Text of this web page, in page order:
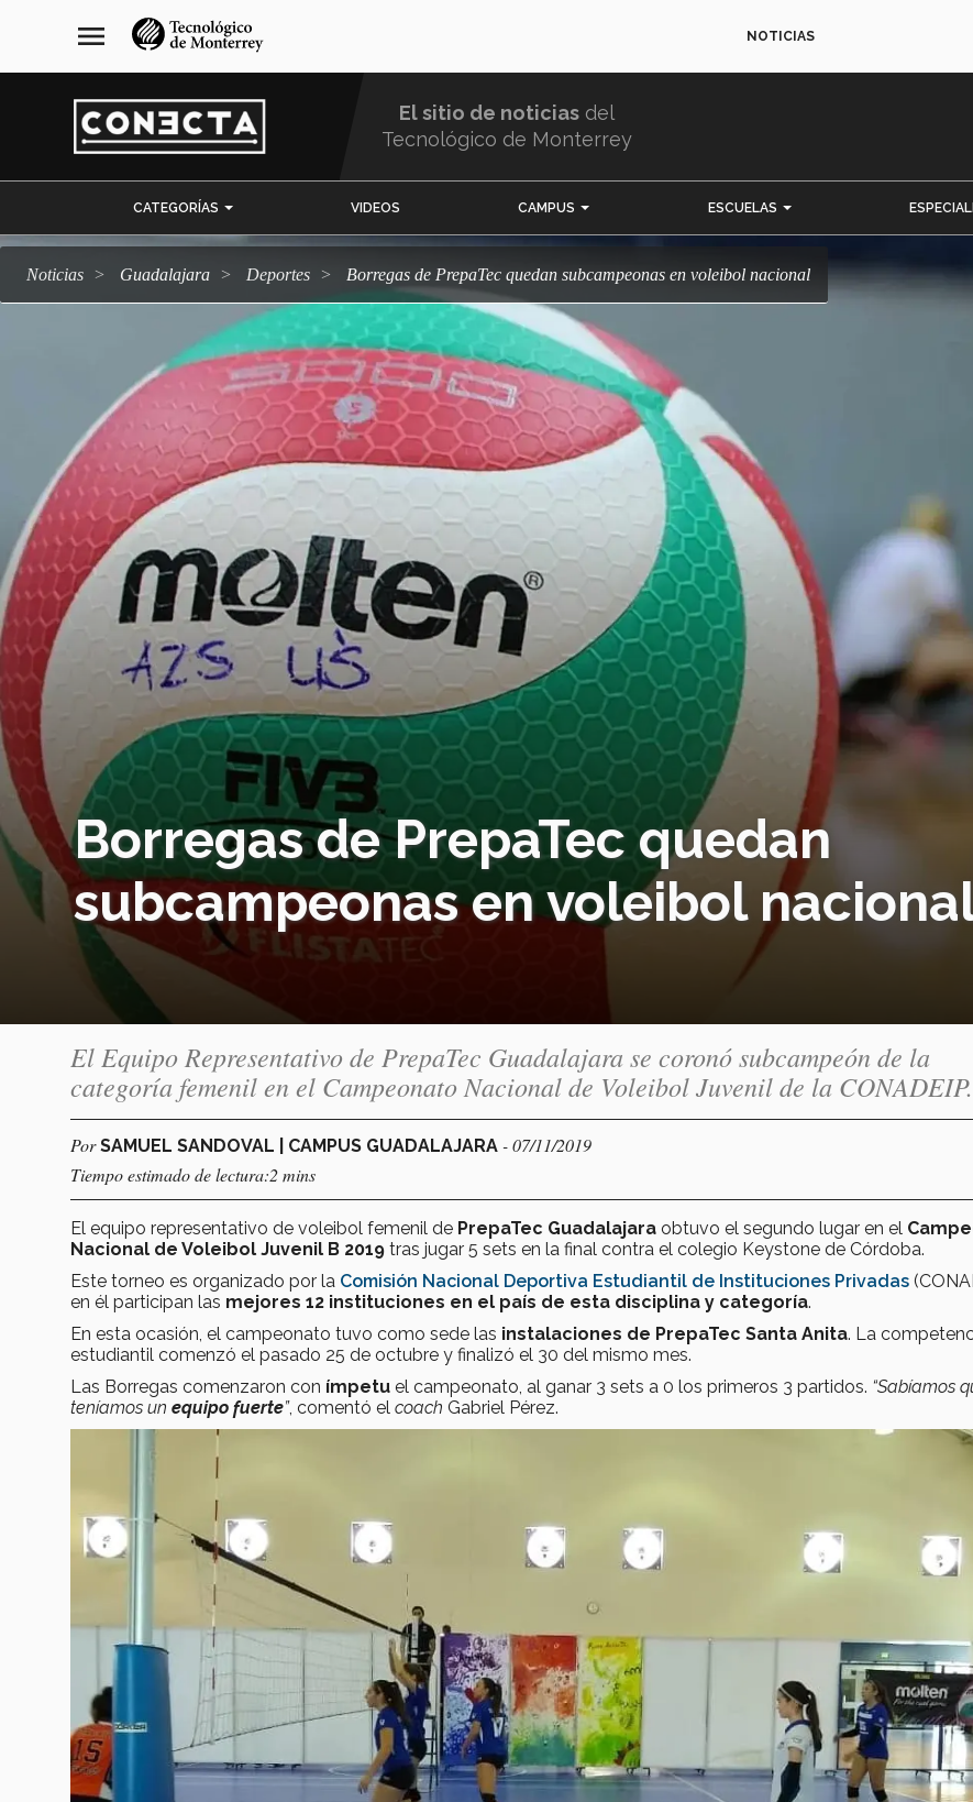
navegación
principal
menu NOTICIAS
El sitio de noticias del
Tecnológico de Monterrey
CATEGORÍAS VIDEOS CAMPUS ESCUELAS
Noticias Guadalajara deportes Borregas de PrepaTec quedan subcampeonas en voleibol nacional
Borregas de PrepaTec quedan
subcampeonas en voleibol
El Equipo Representativo de PrepaTec Guadalajara se coronó subcampeón de la
categoría femenil en el Campeonato Nacional de Voleibol Juvenil de la CONADEIP.
PorSAMUEL SANDOVAL | CAMPUS GUADALAJARA - 07/11/2019
Tiempo estimado de lectura:2 mins
El equipo representativo de voleibol femenil de PrepaTec Guadalajara obtuvo el segundo lugar en el
Nacional de Voleibol Juvenil B 2019 tras jugar 5 sets en la final contra el colegio Keystone de Córdoba.
Este torneo es organizado por la Comisión Nacional Deportiva Estudiantil de Instituciones Privadas
en él participan las mejores 12 instituciones en el país de esta disciplina y categoría.
En esta ocasión, el campeonato tuvo como sede las instalaciones de PrepaTec Santa Anita. La
estudiantil comenzó el pasado 25 de octubre y finalizó el 30 del mismo mes.
Las Borregas comenzaron con ímpetu el campeonato, al ganar 3 sets a 0 los primeros 3 partidos. “Sabíamos
teníamos un equipo fuerte”, comentó el coach Gabriel Pérez.